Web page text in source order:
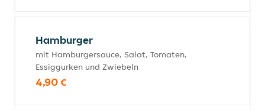
Hamburger
mit Hamburgersauce, Salat, Tomaten,
Essiggurken und Zwiebeln
4,90 €